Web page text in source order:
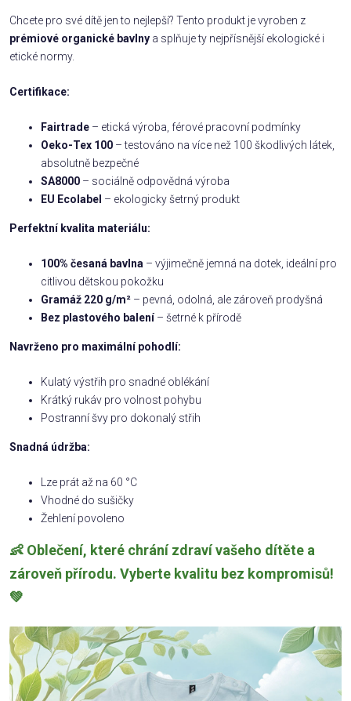
Chcete pro své dítě jen to nejlepší? Tento produkt je vyroben z
prémiové organické bavlny a splňuje ty nejpřísnější ekologické i
etické normy.
Certifikace:
Fairtrade – etická výroba, férové pracovní podmínky
Oeko-Tex 100 – testováno na více než 100 škodlivých látek,
absolutně bezpečné
SA8000 – sociálně odpovědná výroba
EU Ecolabel – ekologicky šetrný produkt
Perfektní kvalita materiálu:
100% česaná bavlna – výjimečně jemná na dotek, ideální pro
citlivou dětskou pokožku
Gramáž 220 g/m² – pevná, odolná, ale zároveň prodyšná
Bez plastového balení– šetrné k přírodě
Navrženo pro maximální pohodlí:
Kulatý výstřih pro snadné oblékání
Krátký rukáv pro volnost pohybu
Postranní švy pro dokonalý střih
Snadná údržba:
Lze prát až na 60 °C
Vhodné do sušičky
Žehlení povoleno
👶 Oblečení, které chrání zdraví vašeho dítěte a
zároveň přírodu. Vyberte kvalitu bez kompromisů!
💚